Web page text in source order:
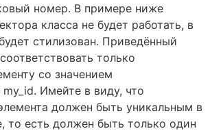
номер. В примере ниже
класса не будет работать, в
стилизован. Приведённый
только
со значением
Имейте в виду, что
должен быть уникальным в
то есть должен быть только один